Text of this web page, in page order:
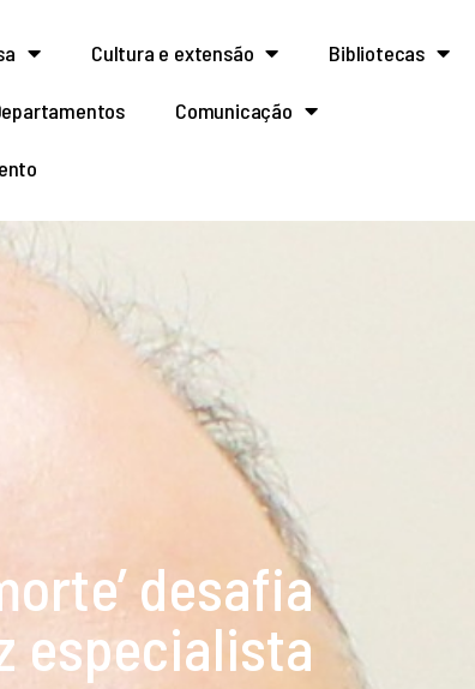
Cultura e extensão Bibliotecas
Comunicação
desafia
especialista